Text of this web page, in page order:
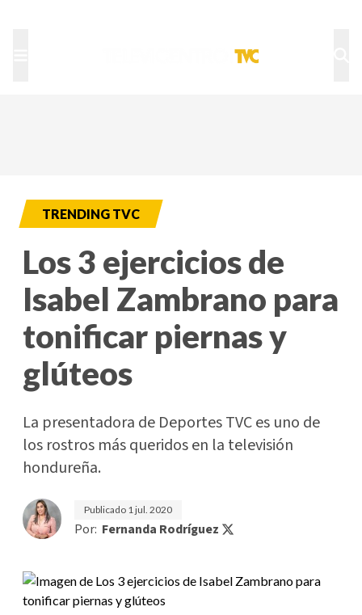
TRENDING TVC
Los 3 ejercicios de
Isabel Zambrano para
tonificar piernas y
glúteos
La presentadora de Deportes TVC es uno de
los rostros más queridos en la televisión
hondureña.
Publicado 1 jul. 2020
Por: Fernanda Rodríguez